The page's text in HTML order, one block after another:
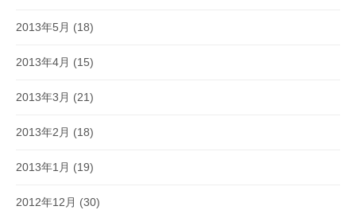
2013年5月 (18)
2013年4月 (15)
2013年3月 (21)
2013年2月 (18)
2013年1月 (19)
2012年12月 (30)